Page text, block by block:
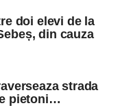
0743455963
5 0745580122
doi elevi de la
din cauza
strada
pietoni…